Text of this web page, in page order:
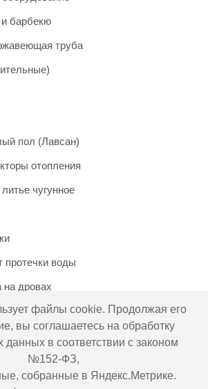
барбекю
труба
пол (Лавсан)
отопления
чугунное
протечки воды
на дровах
не является публичной офертой.
товара могут меняться, просьба
при подтверждении заказа.
файлы cookie. Продолжая его
вы соглашаетесь на обработку
данных в соответствии с законом
№152-ФЗ,
собранные в Яндекс.Метрике.